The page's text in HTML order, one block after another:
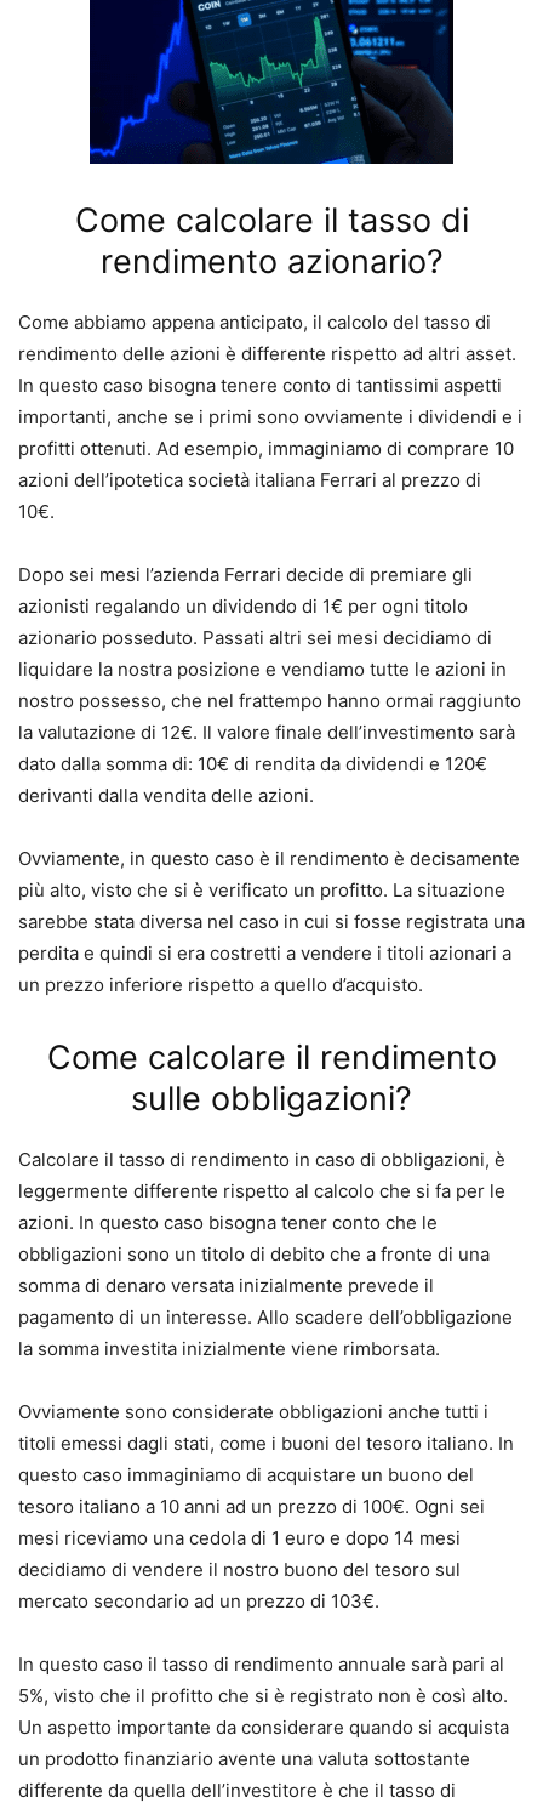
Come calcolare il tasso di
rendimento azionario?
Come abbiamo appena anticipato, il calcolo del tasso di
rendimento delle azioni è differente rispetto ad altri asset.
In questo caso bisogna tenere conto di tantissimi aspetti
importanti, anche se i primi sono ovviamente i dividendi e i
profitti ottenuti. Ad esempio, immaginiamo di comprare 10
azioni dell’ipotetica società italiana Ferrari al prezzo di
10€.
Dopo sei mesi l’azienda Ferrari decide di premiare gli
azionisti regalando un dividendo di 1€ per ogni titolo
azionario posseduto. Passati altri sei mesi decidiamo di
liquidare la nostra posizione e vendiamo tutte le azioni in
nostro possesso, che nel frattempo hanno ormai raggiunto
la valutazione di 12€. Il valore finale dell’investimento sarà
dato dalla somma di: 10€ di rendita da dividendi e 120€
derivanti dalla vendita delle azioni.
Ovviamente, in questo caso è il rendimento è decisamente
più alto, visto che si è verificato un profitto. La situazione
sarebbe stata diversa nel caso in cui si fosse registrata una
perdita e quindi si era costretti a vendere i titoli azionari a
un prezzo inferiore rispetto a quello d’acquisto.
Come calcolare il rendimento
sulle obbligazioni?
Calcolare il tasso di rendimento in caso di obbligazioni, è
leggermente differente rispetto al calcolo che si fa per le
azioni. In questo caso bisogna tener conto che le
obbligazioni sono un titolo di debito che a fronte di una
somma di denaro versata inizialmente prevede il
pagamento di un interesse. Allo scadere dell’obbligazione
la somma investita inizialmente viene rimborsata.
Ovviamente sono considerate obbligazioni anche tutti i
titoli emessi dagli stati, come i buoni del tesoro italiano. In
questo caso immaginiamo di acquistare un buono del
tesoro italiano a 10 anni ad un prezzo di 100€. Ogni sei
mesi riceviamo una cedola di 1 euro e dopo 14 mesi
decidiamo di vendere il nostro buono del tesoro sul
mercato secondario ad un prezzo di 103€.
In questo caso il tasso di rendimento annuale sarà pari al
5%, visto che il profitto che si è registrato non è così alto.
Un aspetto importante da considerare quando si acquista
un prodotto finanziario avente una valuta sottostante
differente da quella dell’investitore è che il tasso di